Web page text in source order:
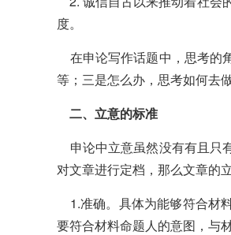
度。
在申论写作话题中，思考的
等；三是怎么办，思考如何去做
二、立意的标准
申论中立意虽然没有有且只
对文章进行定档，那么文章的
1.准确。具体为能够符合材
要符合材料命题人的意图，与